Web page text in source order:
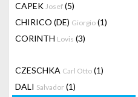
CAPEK Josef (5)
CHIRICO (DE) Giorgio (1)
CORINTH Lovis (3)
CZESCHKA Carl Otto (1)
DALI Salvador (1)